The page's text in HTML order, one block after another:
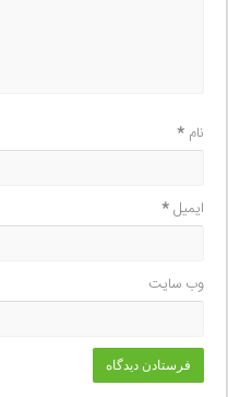
نام*
ایمیل*
وب‌ سایت